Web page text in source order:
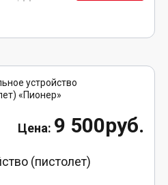
9 500руб.
(пистолет)